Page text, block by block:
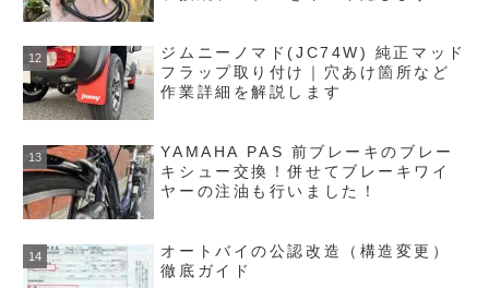
ジムニーノマド(JC74W) 純正マッド
フラップ取り付け｜穴あけ箇所など
作業詳細を解説します
YAMAHA PAS 前ブレーキのブレー
キシュー交換！併せてブレーキワイ
ヤーの注油も行いました！
オートバイの公認改造（構造変更）
徹底ガイド